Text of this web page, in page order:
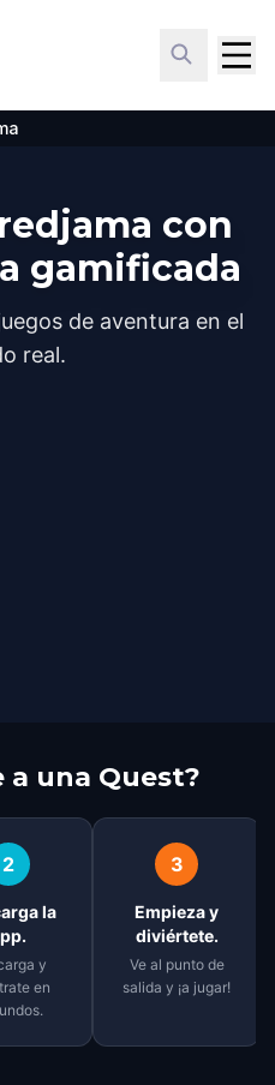
con
gamificada
de aventura en el
real.
a una Quest?
2
la
y
en
3
Empieza y
diviértete.
Ve al punto de
salida y ¡a jugar!